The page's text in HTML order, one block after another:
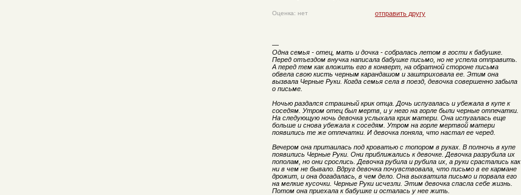
Оценка: нет отправить другу
—
Одна семья - отец, мать и дочка - собралась летом в гости к бабушке.
Перед отъездом внучка написала бабушке письмо, но не успела отправить.
А перед тем как вложить его в конверт, на обратной стороне письма
обвела свою кисть черным карандашом и заштриховала ее. Этим она
вызвала Черные Руки. Когда семья села в поезд, девочка совершенно забыла
о письме.
Ночью раздался страшный крик отца. Дочь испугалась и убежала в купе к
соседям. Утром отец был мертв, и у него на горле были черные отпечатки.
На следующую ночь девочка услыхала крик матери. Она испугалась еще
больше и снова убежала к соседям. Утром на горле мертвой матери
появились те же отпечатки. И девочка поняла, что настал ее черед.
Вечером она притаилась под кроватью с топором в руках. В полночь в купе
появились Черные Руки. Они приближались к девочке. Девочка разрубила их
пополам, но они срослись. Девочка рубила и рубила их, а руки срастались как
ни в чем не бывало. Вдруг девочка почувствовала, что письмо в ее кармане
дрожит, и она догадалась, в чем дело. Она выхватила письмо и порвала его
на мелкие кусочки. Черные Руки исчезли. Этим девочка спасла себе жизнь.
Потом она приехала к бабушке и осталась у нее жить.